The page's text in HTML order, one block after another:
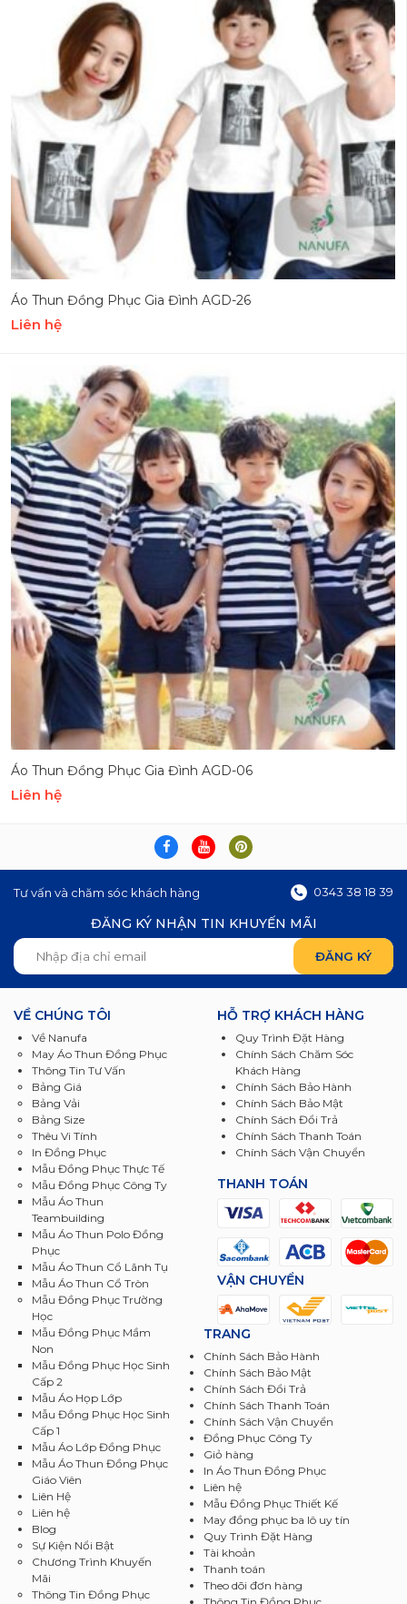
Áo Thun Đồng Phục Gia Đình AGD-26
Liên hệ
Áo Thun Đồng Phục Gia Đình AGD-06
Liên hệ
Tư vấn và chăm sóc khách hàng 0343 38 18 39
ĐĂNG KÝ NHẬN TIN KHUYẾN MÃI
VỀ CHÚNG TÔI
Về Nanufa
May Áo Thun Đồng Phục
Thông Tin Tư Vấn
Bảng Giá
Bảng Vải
Bảng Size
Thêu Vi Tính
In Đồng Phục
Mẫu Đồng Phục Thực Tế
Mẫu Đồng Phục Công Ty
Mẫu Áo Thun
Teambuilding
Mẫu Áo Thun Polo Đồng
Phục
Mẫu Áo Thun Cổ Lãnh Tụ
Mẫu Áo Thun Cổ Tròn
Mẫu Đồng Phục Trường
Học
Mẫu Đồng Phục Mầm
Non
Mẫu Đồng Phục Học Sinh
Cấp 2
Mẫu Áo Họp Lớp
Mẫu Đồng Phục Học Sinh
Cấp 1
Mẫu Áo Lớp Đồng Phục
Mẫu Áo Thun Đồng Phục
Giáo Viên
Liên Hệ
Liên hệ
Blog
Sự Kiện Nổi Bật
Chương Trình Khuyến
Mãi
Thông Tin Đồng Phục
HỖ TRỢ KHÁCH HÀNG
Quy Trình Đặt Hàng
Chính Sách Chăm Sóc
Khách Hàng
Chính Sách Bảo Hành
Chính Sách Bảo Mật
Chính Sách Đổi Trả
Chính Sách Thanh Toán
Chính Sách Vận Chuyển
THANH TOÁN
VẬN CHUYỂN
TRANG
Chính Sách Bảo Hành
Chính Sách Bảo Mật
Chính Sách Đổi Trả
Chính Sách Thanh Toán
Chính Sách Vận Chuyển
Đồng Phục Công Ty
Giỏ hàng
In Áo Thun Đồng Phục
Liên hệ
Mẫu Đồng Phục Thiết Kế
May đồng phục ba lô uy tín
Quy Trình Đặt Hàng
Tài khoản
Thanh toán
Theo dõi đơn hàng